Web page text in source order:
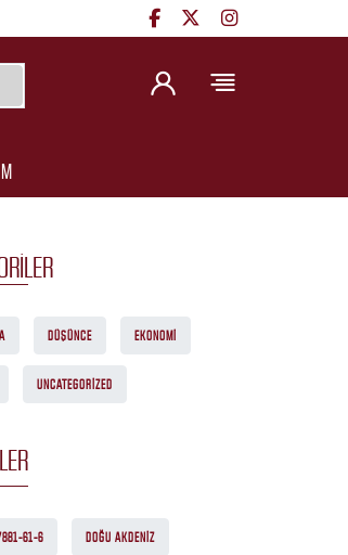
DÜŞÜNCE EKONOMI
UNCATEGORIZED
61-6 DOĞU AKDENIZ